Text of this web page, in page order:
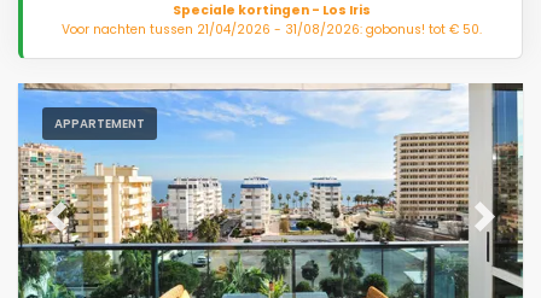
Speciale kortingen - Los Iris
Voor nachten tussen 21/04/2026 - 31/08/2026: gobonus! tot € 50.
APPARTEMENT
Previous Next